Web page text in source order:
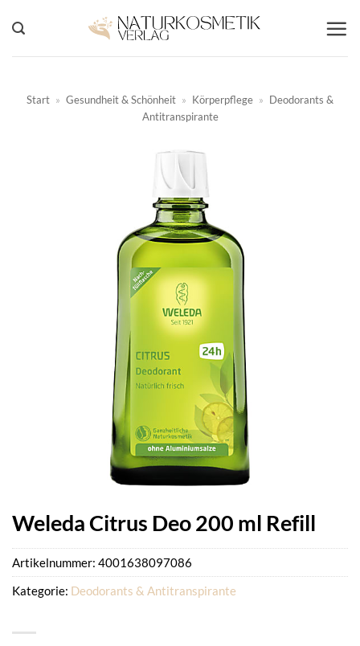
Inhalt
springen
Start » Gesundheit & Schönheit » Körperpflege » Deodorants &
Antitranspirante
Weleda Citrus Deo 200 ml Refill
Artikelnummer: 4001638097086
Kategorie: Deodorants & Antitranspirante